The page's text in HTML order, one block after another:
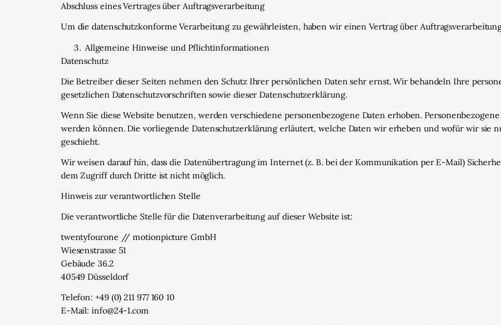
Abschluss eines Vertrages über Auftragsverarbeitung
Um die datenschutzkonforme Verarbeitung zu gewährleisten, haben wir einen Vertrag über
Allgemeine Hinweise und Pflicht­informationen
Datenschutz
Die Betreiber dieser Seiten nehmen den Schutz Ihrer persönlichen Daten sehr ernst. Wir behandeln Ihre
gesetzlichen Datenschutzvorschriften sowie dieser Datenschutzerklärung.
Wenn Sie diese Website benutzen, werden verschiedene personenbezogene Daten erhoben.
werden können. Die vorliegende Datenschutzerklärung erläutert, welche Daten wir erheben und wofür wir sie
geschieht.
Wir weisen darauf hin, dass die Datenübertragung im Internet (z. B. bei der Kommunikation per E-Mail)
dem Zugriff durch Dritte ist nicht möglich.
Hinweis zur verantwortlichen Stelle
Die verantwortliche Stelle für die Datenverarbeitung auf dieser Website ist:
twentyfourone // motionpicture GmbH
Wiesenstrasse 51
Gebäude 36.2
40549 Düsseldorf
Telefon: +49 (0) 211 977 160 10
E-Mail: info@24-1.com